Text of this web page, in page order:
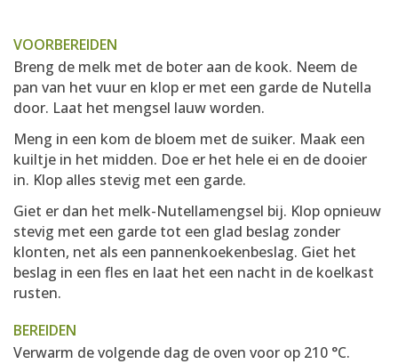
VOORBEREIDEN
Breng de melk met de boter aan de kook. Neem de
pan van het vuur en klop er met een garde de Nutella
door. Laat het mengsel lauw worden.
Meng in een kom de bloem met de suiker. Maak een
kuiltje in het midden. Doe er het hele ei en de dooier
in. Klop alles stevig met een garde.
Giet er dan het melk-Nutellamengsel bij. Klop opnieuw
stevig met een garde tot een glad beslag zonder
klonten, net als een pannenkoekenbeslag. Giet het
beslag in een fles en laat het een nacht in de koelkast
rusten.
BEREIDEN
Verwarm de volgende dag de oven voor op 210 °C.